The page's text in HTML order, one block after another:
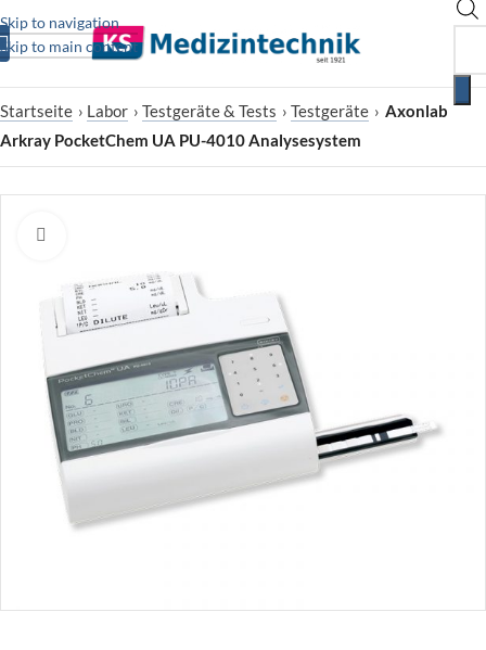
Skip to navigation
Skip to main content
Startseite › Labor › Testgeräte & Tests › Testgeräte › Axonlab
Arkray PocketChem UA PU-4010 Analysesystem